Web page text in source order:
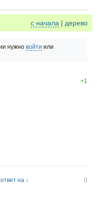
с начала | дерево
нужно войти или
+1
на ↓
0